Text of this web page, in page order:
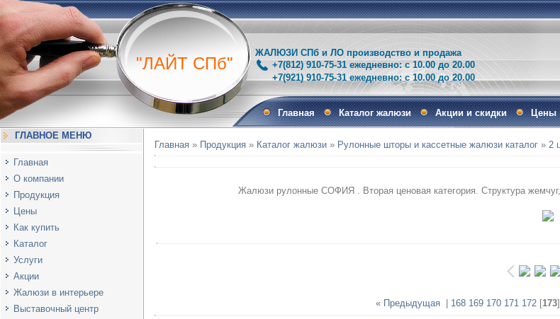
"ЛАЙТ СПб"
ЖАЛЮЗИ СПб и ЛО производство и продажа
+7(812) 910-75-31 ежедневно: с 10.00 до 20.00
+7(921) 910-75-31 ежедневно: с 10.00 до 20.00
Главная Каталог жалюзи Акции и скидки Цены
ГЛАВНОЕ МЕНЮ
Главная
О компании
Продукция
Цены
Как купить
Каталог
Услуги
Акции
Жалюзи в интерьере
Выставочный центр
Главная » Продукция » Каталог жалюзи » Рулонные шторы и кассетные жалюзи каталог » 2
Жалюзи рулонные СОФИЯ . Вторая ценовая категория. Структура
« Предыдущая | 168 169 170 171 172 [173]